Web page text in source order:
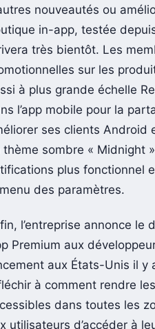
nouveautés ou
in-app, testée
très bientôt. Les
sur les
à plus grande échelle
l’app mobile pour la
ses clients Android
thème sombre « Midnight
plus fonctionnel
des paramètres.
l’entreprise annonce
Premium aux
aux États-Unis il y
à comment rendre
dans toutes les
utilisateurs d’accéder à